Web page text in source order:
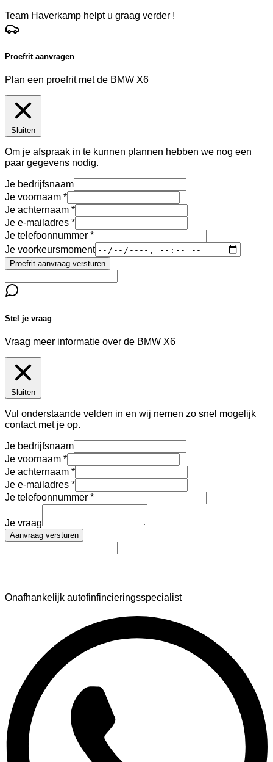
Team Haverkamp helpt u graag verder !
Proefrit aanvragen
Plan een proefrit met de BMW X6
Sluiten
Om je afspraak in te kunnen plannen hebben we nog een
paar gegevens nodig.
Je bedrijfsnaam
Je voornaam
Je achternaam
Je e-mailadres
Je telefoonnummer
Je voorkeursmoment
Proefrit aanvraag versturen
Stel je vraag
Vraag meer informatie over de BMW X6
Sluiten
Vul onderstaande velden in en wij nemen zo snel mogelijk
contact met je op.
Je bedrijfsnaam
Je voornaam
Je achternaam
Je e-mailadres
Je telefoonnummer
Je vraag
Aanvraag versturen
Onafhankelijk autofinfincieringsspecialist